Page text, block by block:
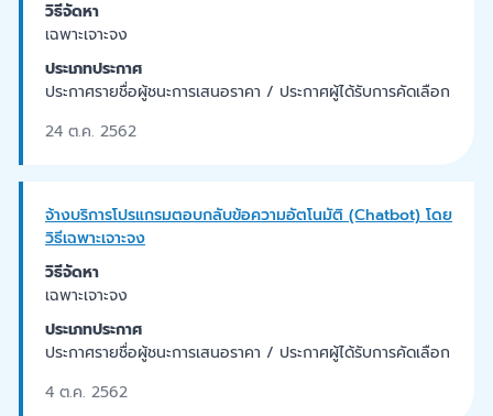
วิธีจัดหา
เฉพาะเจาะจง
ประเภทประกาศ
ประกาศรายชื่อผู้ชนะการเสนอราคา / ประกาศผู้ได้รับการคัดเลือก
24 ต.ค. 2562
จ้างบริการโปรแกรมตอบกลับข้อความอัตโนมัติ (Chatbot) โดย
วิธีเฉพาะเจาะจง
วิธีจัดหา
เฉพาะเจาะจง
ประเภทประกาศ
ประกาศรายชื่อผู้ชนะการเสนอราคา / ประกาศผู้ได้รับการคัดเลือก
4 ต.ค. 2562